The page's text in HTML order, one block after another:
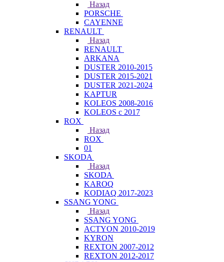
Назад
PORSCHE
CAYENNE
RENAULT
Назад
RENAULT
ARKANA
DUSTER 2010-2015
DUSTER 2015-2021
DUSTER 2021-2024
KAPTUR
KOLEOS 2008-2016
KOLEOS с 2017
ROX
Назад
ROX
01
SKODA
Назад
SKODA
KAROQ
KODIAQ 2017-2023
SSANG YONG
Назад
SSANG YONG
ACTYON 2010-2019
KYRON
REXTON 2007-2012
REXTON 2012-2017